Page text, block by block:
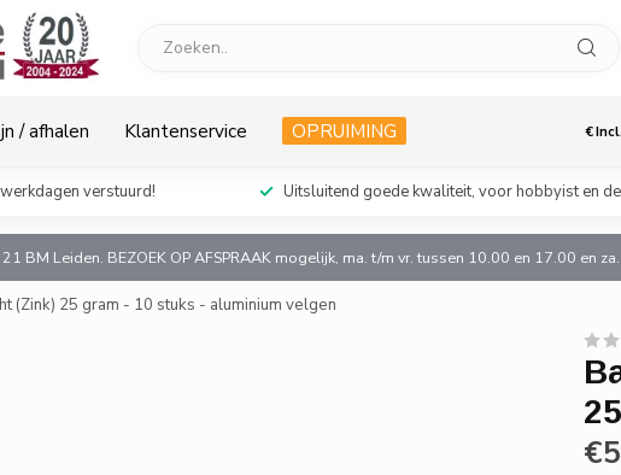
/ afhalen Klantenservice OPRUIMING €
verstuurd! Uitsluitend goede kwaliteit, voor hobbyist en
BM Leiden. BEZOEK OP AFSPRAAK mogelijk, ma. t/m vr. tussen 10.00 en 17.00 en
(Zink) 25 gram - 10 stuks - aluminium velgen